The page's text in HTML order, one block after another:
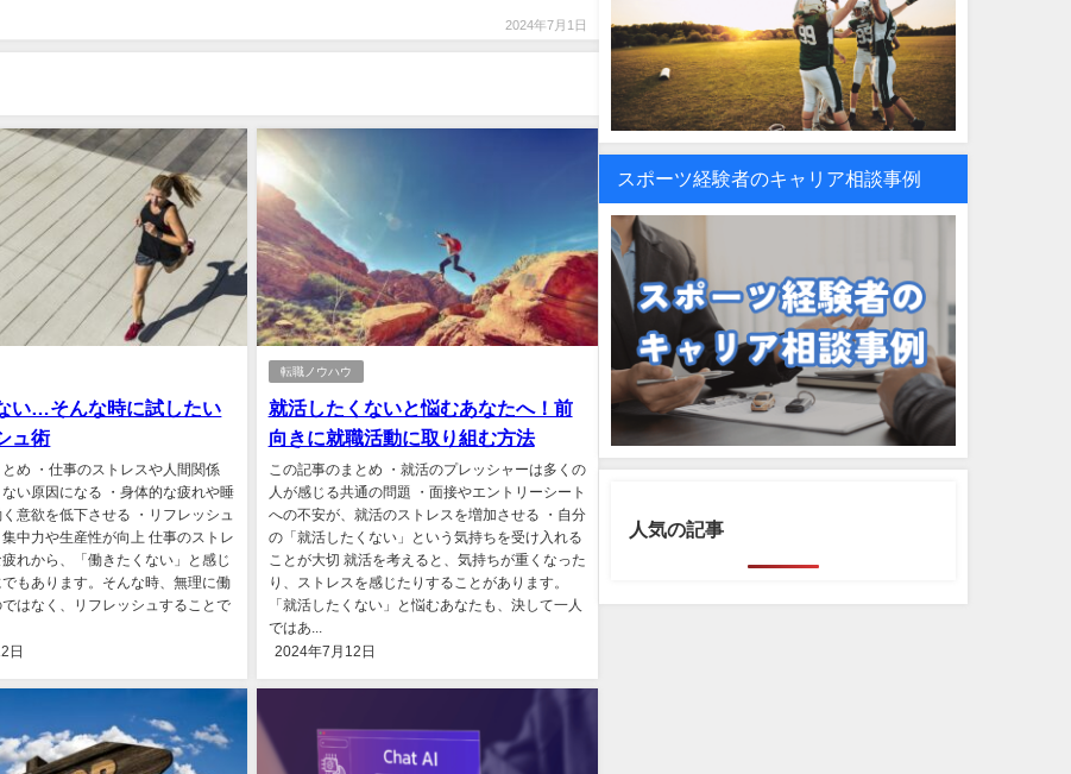
2024年7月1日
い…そんな時に試したい
ュ術
め ・仕事のストレスや人間関係
い原因になる ・身体的な疲れや睡
意欲を低下させる ・リフレッシュ
中力や生産性が向上 仕事のストレ
れから、「働きたくない」と感じ
もあります。そんな時、無理に働
はなく、リフレッシュすることで
日
転職ノウハウ
就活したくないと悩むあなたへ！前
向きに就職活動に取り組む方法
この記事のまとめ ・就活のプレッシャーは多くの
人が感じる共通の問題 ・面接やエントリーシート
への不安が、就活のストレスを増加させる ・自分
の「就活したくない」という気持ちを受け入れる
ことが大切 就活を考えると、気持ちが重くなった
り、ストレスを感じたりすることがあります。
「就活したくない」と悩むあなたも、決して一人
ではあ...
2024年7月12日
スポーツ経験者のキャリア相談事例
人気の記事